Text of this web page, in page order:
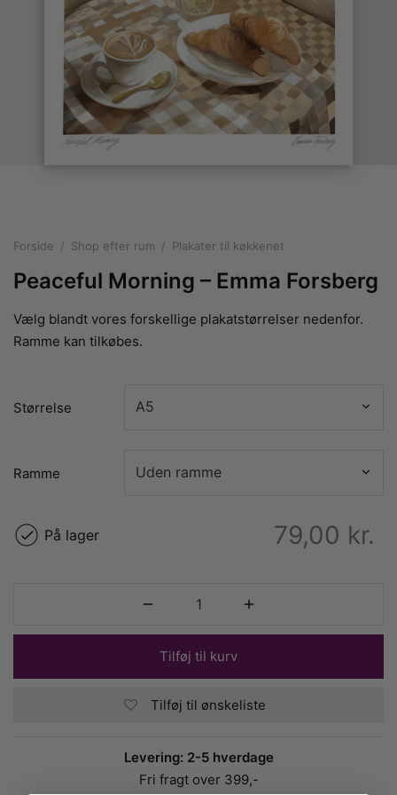
Forside / Shop efter rum / Plakater til køkkenet
Peaceful Morning – Emma Forsberg
Vælg blandt vores forskellige plakatstørrelser nedenfor.
Ramme kan tilkøbes.
Størrelse
Ramme
79,00 kr.
På lager
Tilføj til kurv
Tilføj til ønskeliste
Levering: 2-5 hverdage
Fri fragt over 399,-
plakater
i pastelfarver
plakater
til sommerhuset
med kvinder